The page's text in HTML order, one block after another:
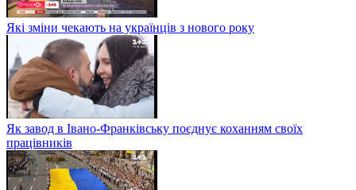
Які зміни чекають на українців з нового року
Як завод в Івано-Франківську поєднує коханням своїх
працівників